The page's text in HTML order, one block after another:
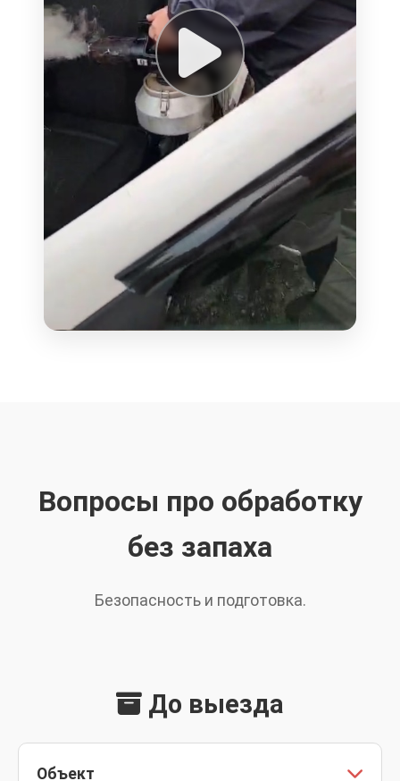
Вопросы про обработку
без запаха
Безопасность и подготовка.
До выезда
Объект